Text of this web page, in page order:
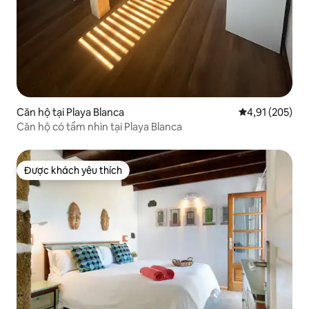
Căn hộ tại Playa Blanca Xếp hạng
4,91 (205)
Căn hộ có tầm nhìn tại Playa Blanca
Được khách yêu thích
Được khách yêu thích